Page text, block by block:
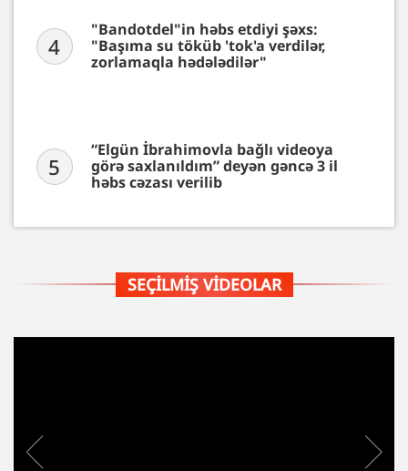
4
"Bandotdel"in həbs etdiyi şəxs:
"Başıma su töküb 'tok'a verdilər,
zorlamaqla hədələdilər"
5
“Elgün İbrahimovla bağlı videoya
görə saxlanıldım” deyən gəncə 3 il
həbs cəzası verilib
SEÇILMIŞ VIDEOLAR